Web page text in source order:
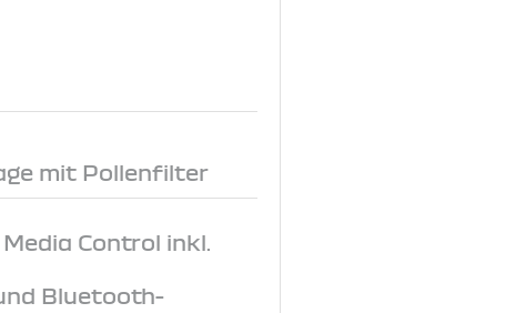
mit Pollenfilter
Control inkl.
Bluetooth-